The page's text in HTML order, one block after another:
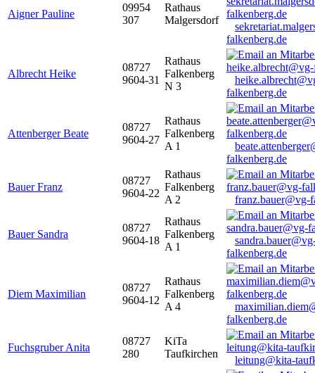
Aigner Pauline
09954
307
Rathaus
Malgersdorf
falkenberg.de
Albrecht Heike
08727
9604-31
Rathaus
Falkenberg
N 3
falkenberg.de
Attenberger Beate
08727
9604-27
Rathaus
Falkenberg
A 1
falkenberg.de
Bauer Franz
08727
9604-22
Rathaus
Falkenberg
A 2
franz.bauer@vg-
Bauer Sandra
08727
9604-18
Rathaus
Falkenberg
A 1
falkenberg.de
Diem Maximilian
08727
9604-12
Rathaus
Falkenberg
A 4
falkenberg.de
Fuchsgruber Anita
08727
280
KiTa
Taufkirchen
leitung@kita-